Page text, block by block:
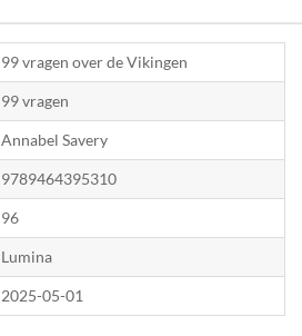
99 vragen over de Vikingen
99 vragen
Annabel Savery
9789464395310
96
Lumina
2025-05-01